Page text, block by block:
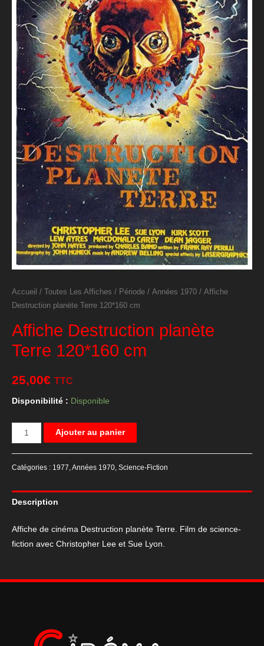
Accueil / Toutes Les Affiches / Période / Années 1970 / Affiche
Destruction planète Terre 120*160 cm
Affiche Destruction planète
Terre 120*160 cm
25,00€ TTC
Disponibilité : Disponible
quantité
de
Destruction
planète
Terre
cm
Ajouter au panier
Catégories : 1977,Années 1970, Science-Fiction
Description
Affiche de cinéma Destruction planète Terre. Film de science-
fiction avec Christopher Lee et Sue Lyon.